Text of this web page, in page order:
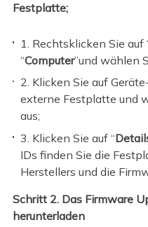
Festplatte;
1. Rechtsklicken Sie auf
“Computer”und wählen
2. Klicken Sie auf
externe Festplatte und
aus;
3. Klicken Sie auf “
IDs finden Sie die
Herstellers und die
Schritt 2. Das Firmware
herunterladen